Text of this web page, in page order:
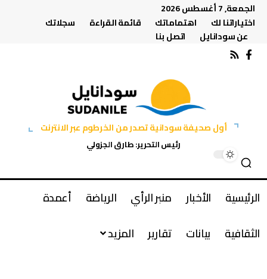
الجمعة, 7 أغسطس 2026
اختياراتنا لك
اهتماماتك قائمة القراءة
سجلاتك
عن سودانايل
اتصل بنا
أول صحيفة سودانية تصدر من الخرطوم عبر الانترنت
رئيس التحرير: طارق الجزولي
الرئيسية الأخبار منبر الرأي الرياضة
أعمدة
الثقافية
بيانات تقارير المزيد